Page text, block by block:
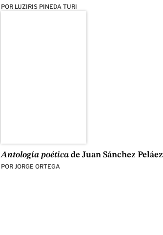
POR LUZIRIS PINEDA TURI
Antología poéticade Juan Sánchez Peláez
POR JORGE ORTEGA